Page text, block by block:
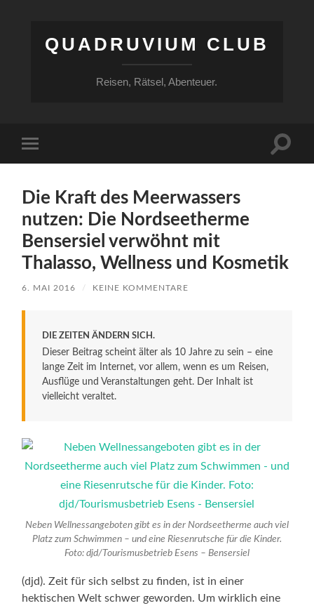
QUADRUVIUM CLUB
Reisen, Rätsel, Abenteuer.
Menü
Die Kraft des Meerwassers
nutzen: Die Nordseetherme
Bensersiel verwöhnt mit
Thalasso, Wellness und Kosmetik
6. MAI 2016 / KEINE KOMMENTARE
DIE ZEITEN ÄNDERN SICH.
Dieser Beitrag scheint älter als 10 Jahre zu sein – eine
lange Zeit im Internet, vor allem, wenn es um Reisen,
Ausflüge und Veranstaltungen geht. Der Inhalt ist
vielleicht veraltet.
Neben Wellnessangeboten gibt es in der Nordseetherme auch viel
Platz zum Schwimmen – und eine Riesenrutsche für die Kinder.
Foto: djd/Tourismusbetrieb Esens – Bensersiel
(djd). Zeit für sich selbst zu finden, ist in einer
hektischen Welt schwer geworden. Um wirklich eine